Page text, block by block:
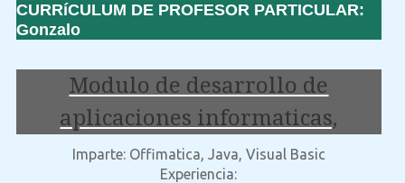
CURRíCULUM DE PROFESOR PARTICULAR:
Gonzalo
Modulo de desarrollo de
aplicaciones informaticas,
Imparte: Offimatica, Java, Visual Basic
Experiencia: